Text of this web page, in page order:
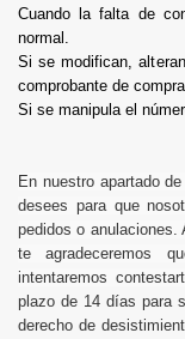
Cuando la falta de
normal.
Si se modifican,
comprobante de
Si se manipula el
En nuestro apartado
desees para que
pedidos o
te agradeceremos
intentaremos
plazo de 14 días para
derecho de